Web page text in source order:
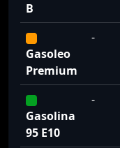
B
Gasoleo
Premium
-
Gasolina
95 E10
-